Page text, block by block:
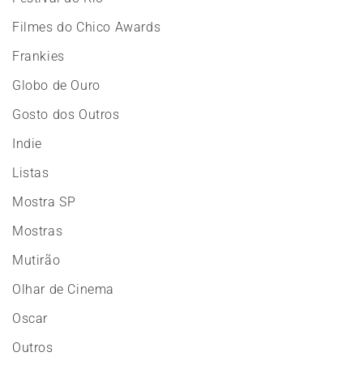
Filmes do Chico Awards
Frankies
Globo de Ouro
Gosto dos Outros
Indie
Listas
Mostra SP
Mostras
Mutirão
Olhar de Cinema
Oscar
Outros